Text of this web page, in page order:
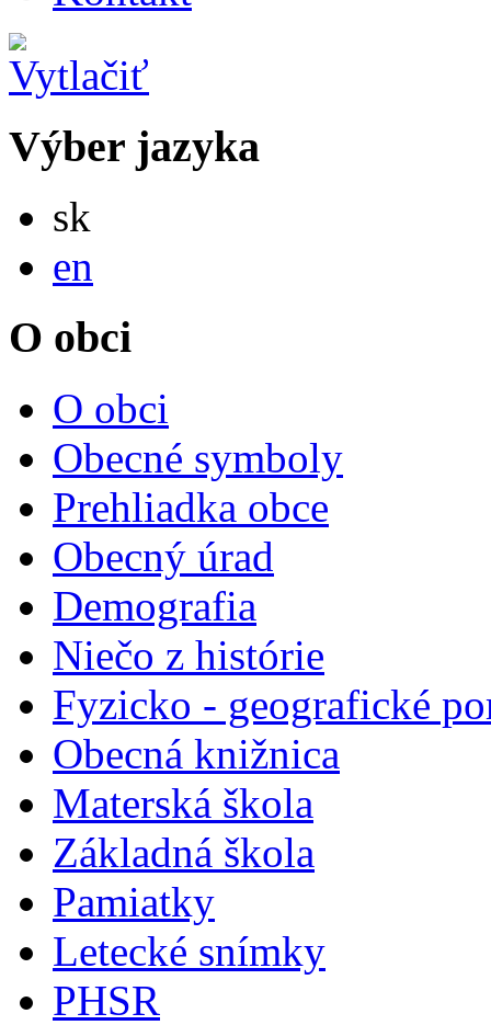
Výber jazyka
sk
en
O obci
O obci
Obecné symboly
Prehliadka obce
Obecný úrad
Demografia
Niečo z histórie
Fyzicko - geografické
Obecná knižnica
Materská škola
Základná škola
Pamiatky
Letecké snímky
PHSR